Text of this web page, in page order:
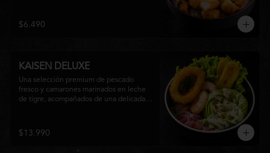
sabores que equilibra lo crocante, lo
fresco y lo cremoso en cada bocado.
$6.490
KAISEN DELUXE
Una selección premium de pescado
fresco y camarones marinados en leche
de tigre, acompañados de una delicada
que combina frescura, textura y
elegancia en cada bocado.
$13.990